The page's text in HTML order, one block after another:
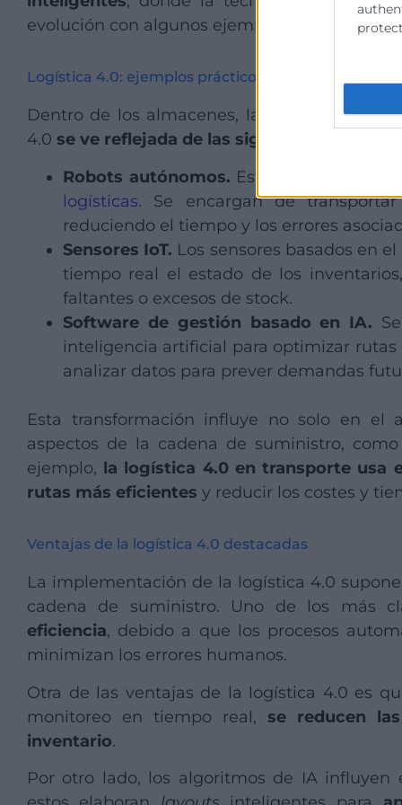
evolución con algunos ejemplos.
Logística 4.0: ejemplos prácticos
Dentro de los almacenes, la transformación
4.0 se ve reflejada de las siguientes formas:
Robots autónomos. Estos dispositivos
logísticas. Se encargan de
reduciendo el tiempo y los errores
Sensores IoT. Los sensores basados en
tiempo real el estado de los
faltantes o excesos de stock.
Software de gestión basado en IA.
inteligencia artificial para optimizar
analizar datos para prever demandas
Esta transformación influye no solo en el
aspectos de la cadena de suministro,
ejemplo, la logística 4.0 en transporte usa
rutas más eficientes y reducir los costes y
Ventajas de la logística 4.0 destacadas
La implementación de la logística 4.0
cadena de suministro. Uno de los más
eficiencia, debido a que los procesos
minimizan los errores humanos.
Otra de las ventajas de la logística 4.0 es
monitoreo en tiempo real, se reducen
inventario.
Por otro lado, los algoritmos de IA influyen